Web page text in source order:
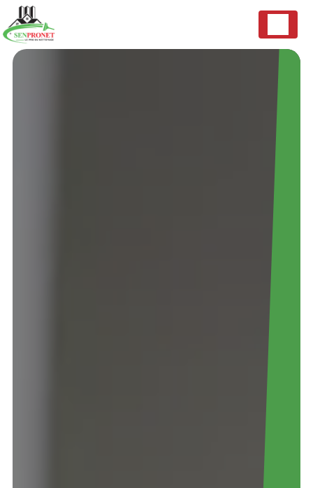
Panneau de gestion des cookies